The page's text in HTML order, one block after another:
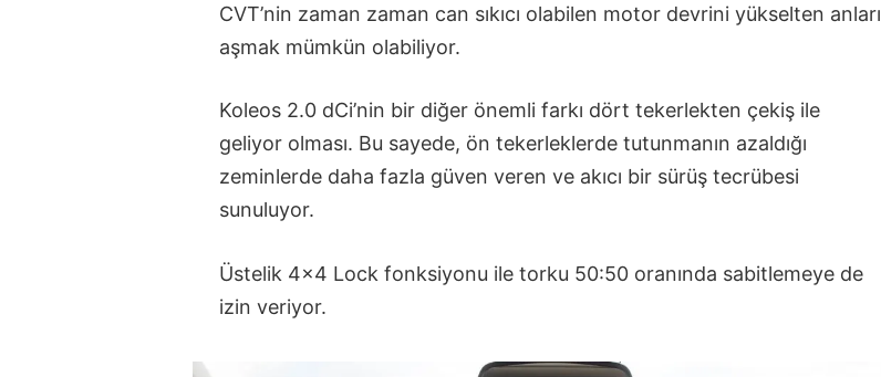
CVT’nin zaman zaman can sıkıcı olabilen motor devrini yükselten anları
aşmak mümkün olabiliyor.
Koleos 2.0 dCi’nin bir diğer önemli farkı dört tekerlekten çekiş ile
geliyor olması. Bu sayede, ön tekerleklerde tutunmanın azaldığı
zeminlerde daha fazla güven veren ve akıcı bir sürüş tecrübesi
sunuluyor.
Üstelik 4×4 Lock fonksiyonu ile torku 50:50 oranında sabitlemeye de
izin veriyor.